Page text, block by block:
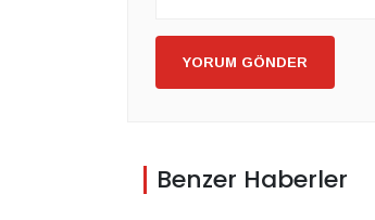
YORUM GÖNDER
Benzer Haberler